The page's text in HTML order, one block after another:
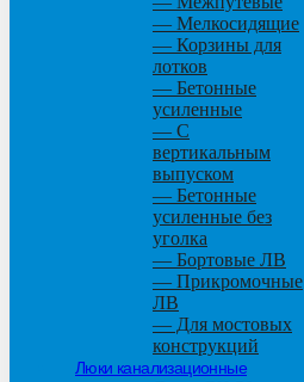
— Мелкосидящие
— Корзины для
лотков
— Бетонные
усиленные
— С
вертикальным
выпуском
— Бетонные
усиленные без
уголка
— Бортовые ЛВ
— Прикромочные
ЛВ
— Для мостовых
конструкций
Люки канализационные